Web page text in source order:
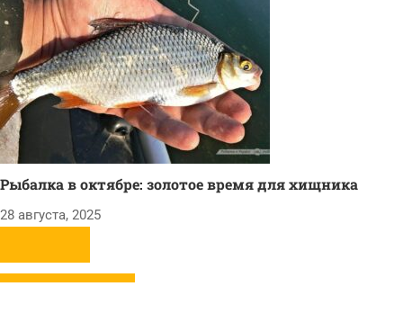
Рыбалка в октябре: золотое время для хищника
28 августа, 2025